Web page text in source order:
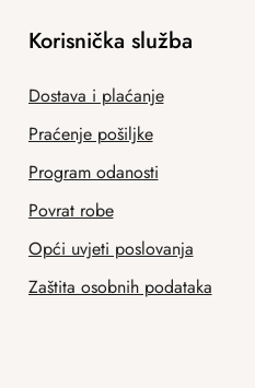
Korisnička služba
Dostava i plaćanje
Praćenje pošiljke
Program odanosti
Povrat robe
Opći uvjeti poslovanja
Zaštita osobnih podataka